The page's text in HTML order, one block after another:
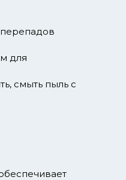
для
смыть пыль с